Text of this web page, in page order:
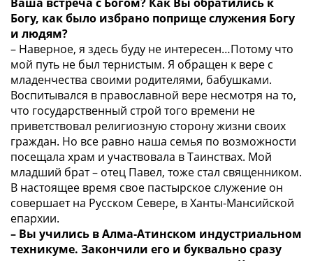
Богу, как было избрано поприще служения Богу
и людям?
– Наверное, я здесь буду не интересен…Потому что
мой путь не был тернистым. Я обращен к вере с
младенчества своими родителями, бабушками.
Воспитывался в православной вере несмотря на то,
что государственный строй того времени не
приветствовал религиозную сторону жизни своих
граждан. Но все равно наша семья по возможности
посещала храм и участвовала в Таинствах. Мой
младший брат – отец Павел, тоже стал священником.
В настоящее время свое пастырское служение он
совершает на Русском Севере, в Ханты-Мансийской
епархии.
– Вы учились в Алма-Атинском индустриальном
техникуме. Закончили его и буквально сразу